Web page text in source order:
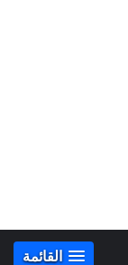
القائمة